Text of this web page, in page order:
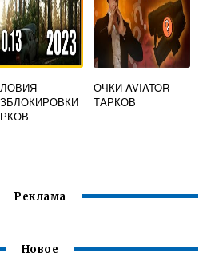
ОЧКИ AVIATOR
ТАРКОВ
Реклама
Новое